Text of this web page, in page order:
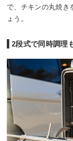
で、チキンの丸焼き
ょう。
2段式で同時調理